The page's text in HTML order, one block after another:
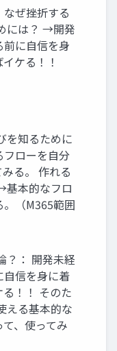
ぜ挫折する
には？ →開発
に自信を身
ケる！！
を知るために
ローを自分
る。 作れる
基本的なフロ
（M365範囲
？： 開発未経
信を身に着
！！ そのた
える基本的な
、使ってみ